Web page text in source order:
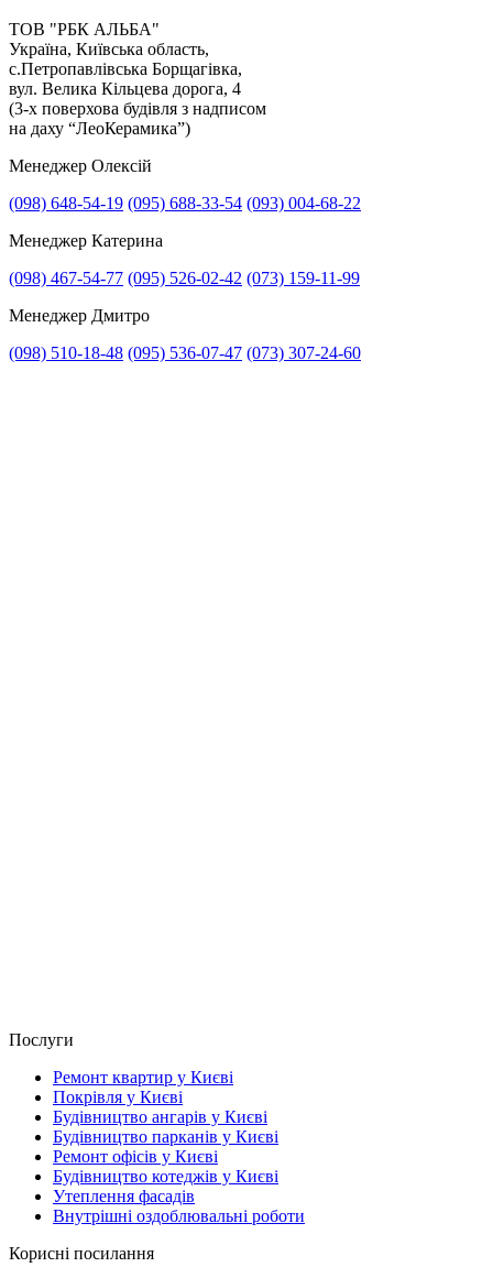
Отримати консультацію
ТОВ "РБК АЛЬБА"
Україна, Київська область,
с.Петропавлівська Борщагівка,
вул. Велика Кільцева дорога, 4
(3-х поверхова будівля з надписом
на даху “ЛеоКерамика”)
Менеджер Олексій
(098) 648-54-19 (095) 688-33-54 (093) 004-68-22
Менеджер Катерина
(098) 467-54-77 (095) 526-02-42 (073) 159-11-99
Менеджер Дмитро
(098) 510-18-48 (095) 536-07-47 (073) 307-24-60
Послуги
Ремонт квартир у Києві
Покрівля у Києві
Будівництво ангарів у Києві
Будівництво парканів у Києві
Ремонт офісів у Києві
Будівництво котеджів у Києві
Утеплення фасадів
Внутрішні оздоблювальні роботи
Корисні посилання